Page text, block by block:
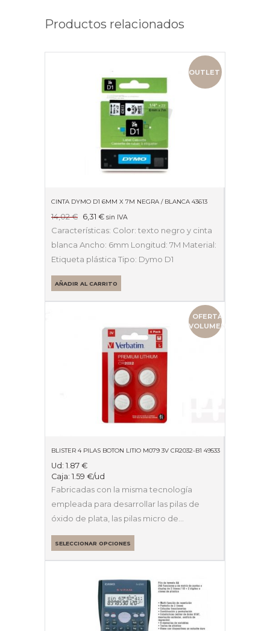
Productos relacionados
OUTLET
CINTA DYMO D1 6MM X 7M NEGRA / BLANCA 43613
14,02€ El
precio
era:
14,02 €.
6,31 €El
precio
es:
6,31 €.
sin IVA
Características: Color: texto negro y cinta
blanca Ancho: 6mm Longitud: 7M Material:
Etiqueta plástica Tipo: Dymo D1
AÑADIR AL CARRITO
OFERTA
VOLUMEN
BLISTER 4 PILAS BOTON LITIO M079 3V CR2032-B1 49533
Ud: 1.87 €
Caja: 1.59 €/ud
Fabricadas con la misma tecnología
empleada para desarrollar las pilas de
óxido de plata, las pilas micro de…
SELECCIONAR OPCIONES